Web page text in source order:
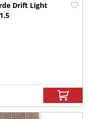
Drift Light